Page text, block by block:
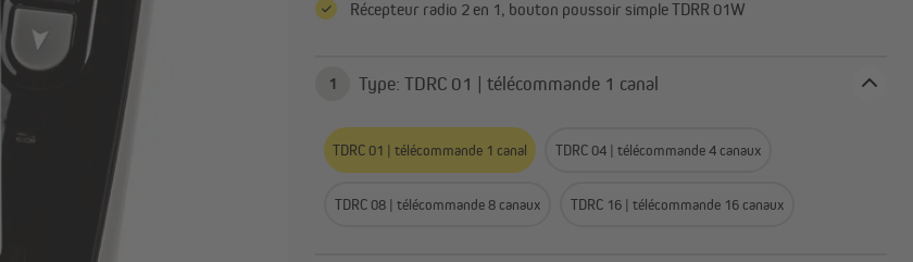
et capteurs pour
connectée
Installation électrique
Tout afficher
Récepteur radio 2 en 1, bouton poussoir simple TDRR 01W
1 Type: TDRC 01 | télécommande 1 canal
TDRC 01 | télécommande 1 canal TDRC 04 | télécommande 4 canaux
TDRC 08 | télécommande 8 canaux TDRC 16 | télécommande 16 canaux